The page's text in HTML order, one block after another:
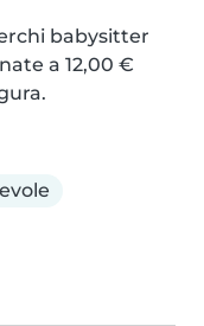
babysitter
a 12,00 €